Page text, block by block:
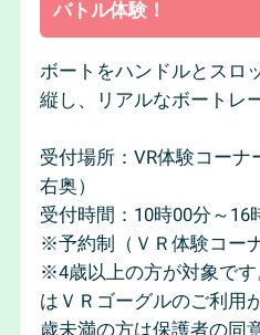
バトル体験！
ボートをハンドルとスロ
縦し、リアルなボートレ
受付場所：VR体験コーナ
右奥）
受付時間：10時00分～16
※予約制（ＶＲ体験コー
※4歳以上の方が対象で
はＶＲゴーグルのご利用
歳未満の方は保護者の同